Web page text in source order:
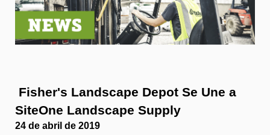
SiteOne Landscape Supply
24 de abril de 2019